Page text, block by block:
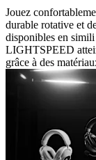
Jouez
durable rotative et
disponibles en
LIGHTSPEED
grâce à des